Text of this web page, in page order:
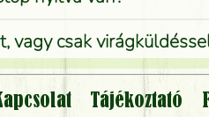
vagy csak
rendelni?
Tájékoztató